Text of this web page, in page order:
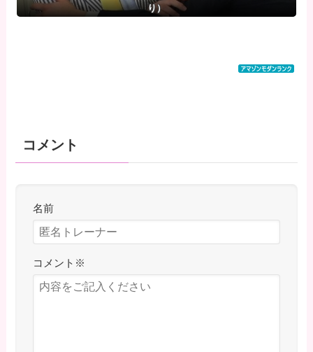
り）
コメント
名前
コメント ※